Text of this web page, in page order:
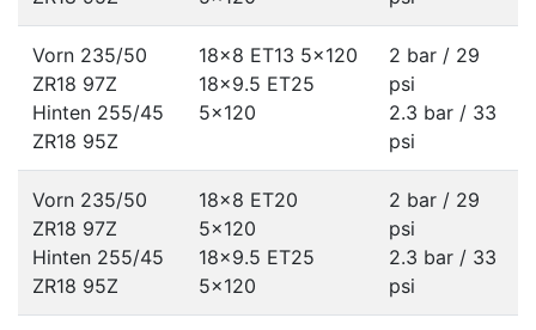
Vorn 235/50
ZR18 97Z
Hinten 255/45
ZR18 95Z
18x8 ET13 5x120
18x9.5 ET25
5x120
2 bar / 29
psi
2.3 bar / 33
psi
Vorn 235/50
ZR18 97Z
Hinten 255/45
ZR18 95Z
18x8 ET20
5x120
18x9.5 ET25
5x120
2 bar / 29
psi
2.3 bar / 33
psi